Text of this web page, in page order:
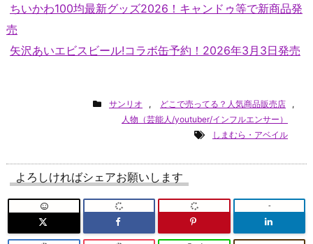
ちいかわ100均最新グッズ2026！キャンドゥ等で新商品発
売
矢沢あいエビスビール!コラボ缶予約！2026年3月3日発売
サンリオ , どこで売ってる？人気商品販売店
,
人物（芸能人/youtuber/インフルエンサー）
しまむら・アベイル
よろしければシェアお願いします
-